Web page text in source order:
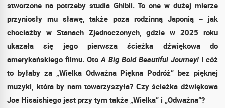
stworzone na potrzeby studia Ghibli. To one w dużej mierze
przyniosły mu sławę, także poza rodzinną Japonią – jak
chociażby w Stanach Zjednoczonych, gdzie w 2025 roku
ukazała się jego pierwsza ścieżka dźwiękowa do
amerykańskiego filmu. OtoA Big Bold Beautiful Journey!I cóż
to byłaby za „Wielka Odważna Piękna Podróż” bez pięknej
muzyki, która by nam towarzyszyła? Czy ścieżka dźwiękowa
Joe Hisaishiego jest przy tym także „Wielka” i „Odważna”?